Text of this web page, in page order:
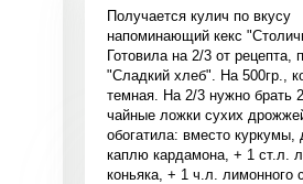
Фото до 4 шт, до 5 mb
Получается кулич по вкусу
напоминающий кекс
Готовила на 2/3 от рецепта,
"Сладкий хлеб". На 500гр.,
темная. На 2/3 нужно брать
чайные ложки сухих
обогатила: вместо куркумы,
каплю кардамона, + 1 ст.л.
коньяка, + 1 ч.л. лимонного